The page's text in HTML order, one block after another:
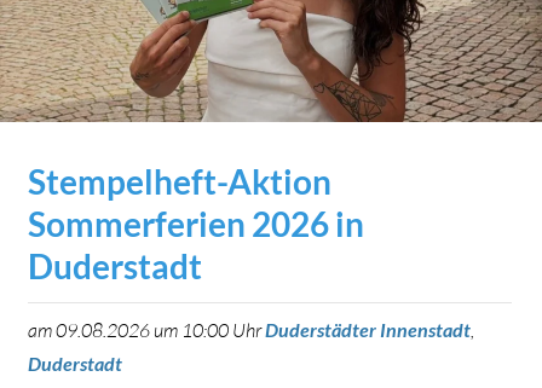
Stempelheft-Aktion
Sommerferien 2026 in
Duderstadt
am 09.08.2026 um 10:00 UhrDuderstädter Innenstadt
Duderstadt